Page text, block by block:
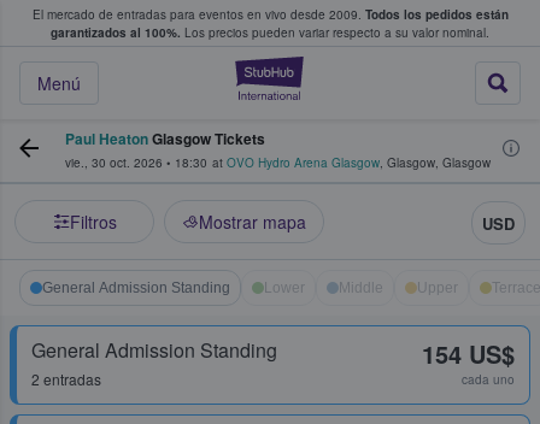
El mercado de entradas para eventos en vivo desde 2009. Todos los pedidos están
garantizados al 100%. Los precios pueden variar respecto a su valor nominal.
StubHub:
Menú
y venta de entradas entre fans
Paul HeatonGlasgow Tickets
vie., 30 oct. 2026 • 18:30 at OVO Hydro Arena Glasgow, Glasgow, Glasgow
Filtros Mostrar mapa USD
General Admission Standing Lower Middle Upper Terrace
General Admission Standing
2 entradas
154 US$
cada uno